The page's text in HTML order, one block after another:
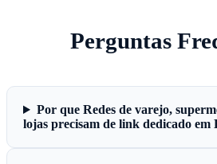
Perguntas
Por que Redes de varejo,
lojas precisam de link dedicado em